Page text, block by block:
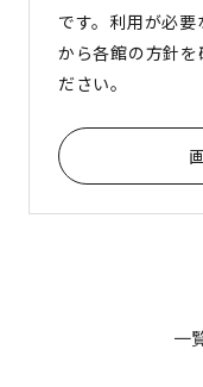
です。利用が必要
から各館の方針を
ださい。
一